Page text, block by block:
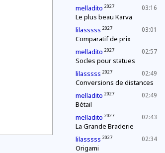
03:16
melladito 2027
Le plus beau Karva
03:01
lilasssss 2027
Comparatif de prix
02:57
melladito 2027
Socles pour statues
02:49
lilasssss 2027
Conversions de distances
02:49
melladito 2027
Bétail
02:43
melladito 2027
La Grande Braderie
02:34
lilasssss 2027
Origami